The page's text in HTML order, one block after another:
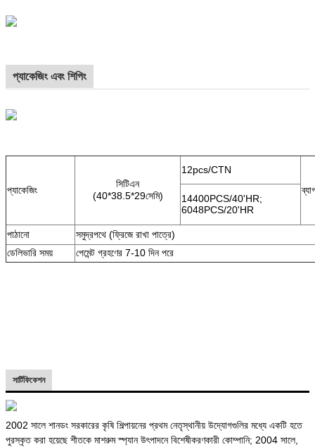
প্যাকেজিং এবং শিপিং
প্যাকেজিং
সিটিএন
(40*38.5*29সেমি)
12pcs/CTN
14400PCS/40'HR;
6048PCS/20'HR
পাঠানো
সমুদ্রপথে (ফ্রিজে রাখা পাত্রে)
ডেলিভারি সময়
পেমেন্ট গ্রহণের 7-10 দিন পরে
সার্টিফিকেশন
2002 সালে শানডং সরকারের কৃষি শিল্পায়নের প্রথম নেতৃস্থানীয় উদ্যোগগুলির মধ্যে একটি হতে
পুরস্কৃত করা হয়েছে শীতকে মাশরুম স্প্যান উৎপাদনে বিশেষীকরণকারী কোম্পানি; 2004 সালে,